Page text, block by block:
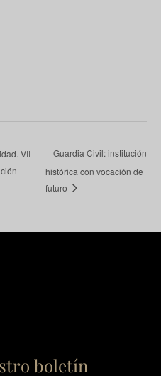
VII
Guardia Civil: institución
histórica con vocación de
futuro
boletín